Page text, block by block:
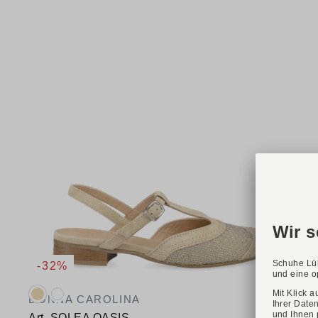
-32%
DONNA CAROLINA
Verfügbare Farbvarianten: